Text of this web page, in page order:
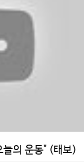
의 운동" (태보)